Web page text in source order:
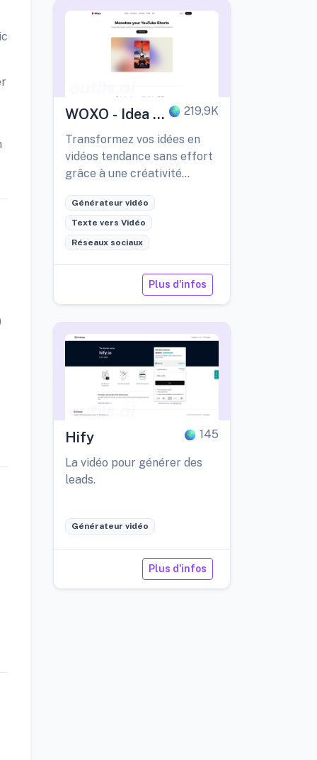
WOXO - Idea to
Videos
219,9K
Transformez vos idées en
vidéos tendance sans effort
grâce à une créativité
Générateur vidéo
Texte vers Vidéo
Réseaux sociaux
Plus d'infos
Hify 145
La vidéo pour générer des
leads.
Générateur vidéo
Plus d'infos